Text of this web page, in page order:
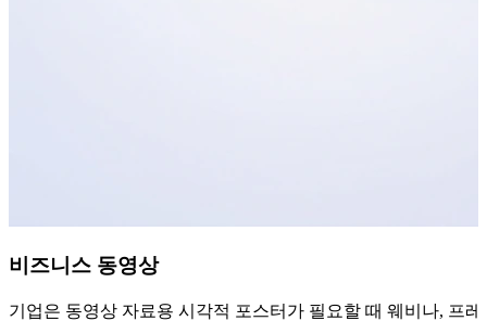
비즈니스 동영상
기업은 동영상 자료용 시각적 포스터가 필요할 때 웨비나, 프